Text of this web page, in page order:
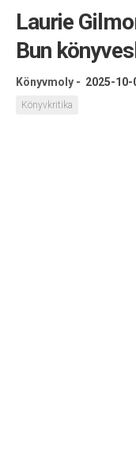
Laurie
Bun
Könyvmoly - 2025-10-
Könyvkritika